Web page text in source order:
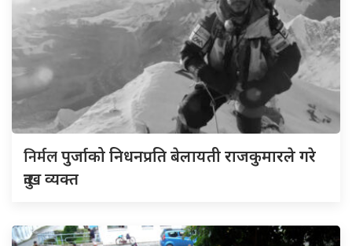
निर्मलपुर्जाको निधनप्रति बेलायती राजकुमारले गरे
दुःख व्यक्त